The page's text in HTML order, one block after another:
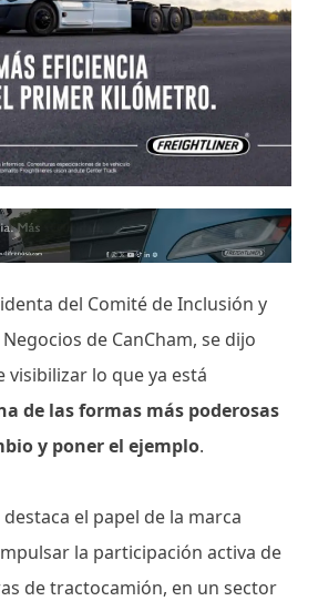
del Comité de Inclusión y
de CanCham, se dijo
visibilizar lo que ya está
de las formas más poderosas
y poner el ejemplo.
el papel de la marca
la participación activa de
de tractocamión, en un sector